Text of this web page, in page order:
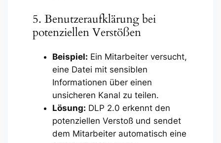
5. Benutzeraufklärung bei
potenziellen Verstößen
Beispiel: Ein Mitarbeiter versucht,
eine Datei mit sensiblen
Informationen über einen
unsicheren Kanal zu teilen.
Lösung: DLP 2.0 erkennt den
potenziellen Verstoß und sendet
dem Mitarbeiter automatisch eine